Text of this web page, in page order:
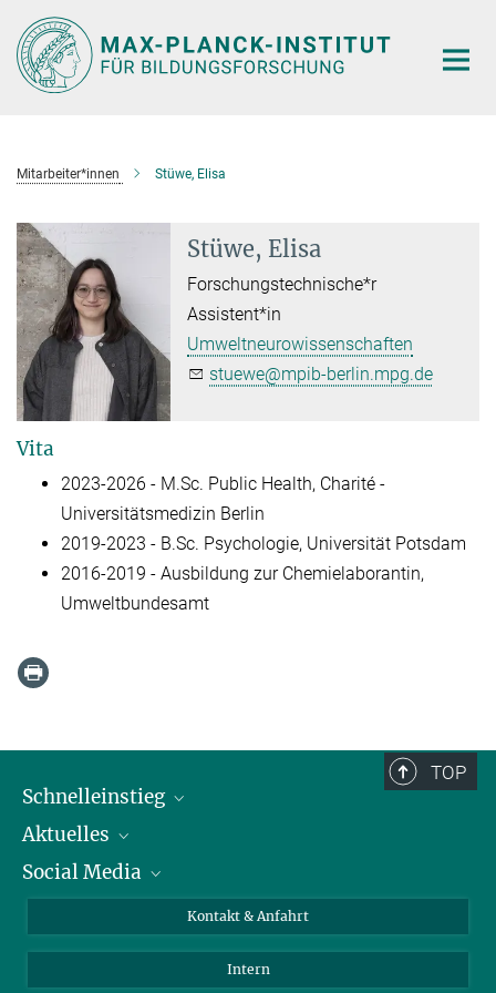
Hauptinhalt
Mitarbeiter*innen Stüwe, Elisa
Stüwe, Elisa
Forschungstechnische*r
Assistent*in
Umweltneurowissenschaften
stuewe@mpib-berlin.mpg.de
Vita
2023-2026 - M.Sc. Public Health, Charité -
Universitätsmedizin Berlin
2019-2023 - B.Sc. Psychologie, Universität Potsdam
2016-2019 - Ausbildung zur Chemielaborantin,
Umweltbundesamt
TOP
Schnelleinstieg
Personen
Pressebereich
Aktuelles
Stellenangebote
Social Media
X
LinkedIn
Kontakt & Anfahrt
Intern